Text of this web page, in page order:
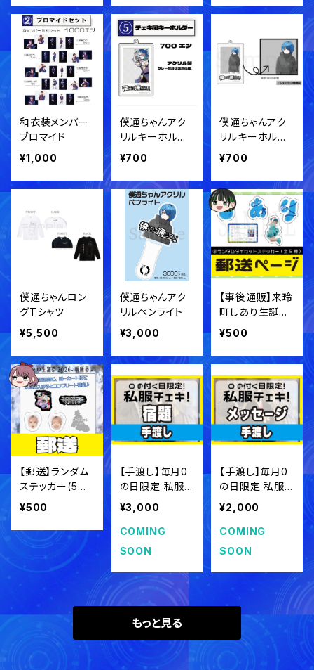
和衣装メンバー
ブロマイド
¥1,000
僕通ちゃんアク
リルキーホルダ
ー
¥700
僕通ちゃんアク
リルキーホルダ
ー
¥700
僕通ちゃんロン
グTシャツ
¥5,500
僕通ちゃんアク
リルペンライト
¥3,000
【事後通販】来玲
町しあり生誕祭
2025 ランダム
カー(全5種)【現
¥500
【郵送】ランダム
ステッカー(5種)
賀茂さゆ生誕祭
販】
¥500
【手渡し】毎月0
の日限定 私服チ
ェキ！【宿題チェ
キ】
¥3,000
COMING
SOON
【手渡し】毎月0
の日限定 私服チ
ェキ！【メッセー
ジチェキ】
¥2,000
COMING
SOON
もっと見る